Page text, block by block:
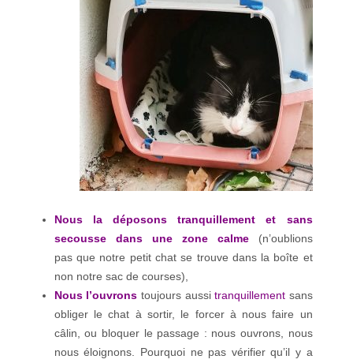
Nous la déposons tranquillement et sans
secousse dans une zone calme(n’oublions
pas que notre petit chat se trouve dans la boîte et
non notre sac de courses),
Nous l’ouvrons toujours aussitranquillement sans
obliger le chat à sortir, le forcer à nous faire un
câlin, ou bloquer le passage : nous ouvrons, nous
nous éloignons. Pourquoi ne pas vérifier qu’il y a